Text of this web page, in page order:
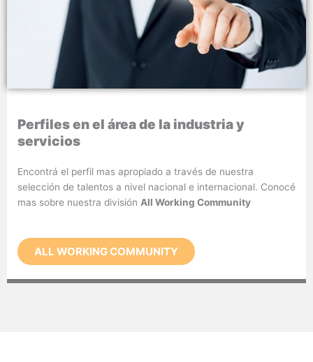
Perfiles en el área de la industria y
servicios
Encontrá el perfil mas apropiado a través de nuestra
selección de talentos a nivel nacional e internacional. Conocé
mas sobre nuestra división All Working Community
ALL WORKING COMMUNITY